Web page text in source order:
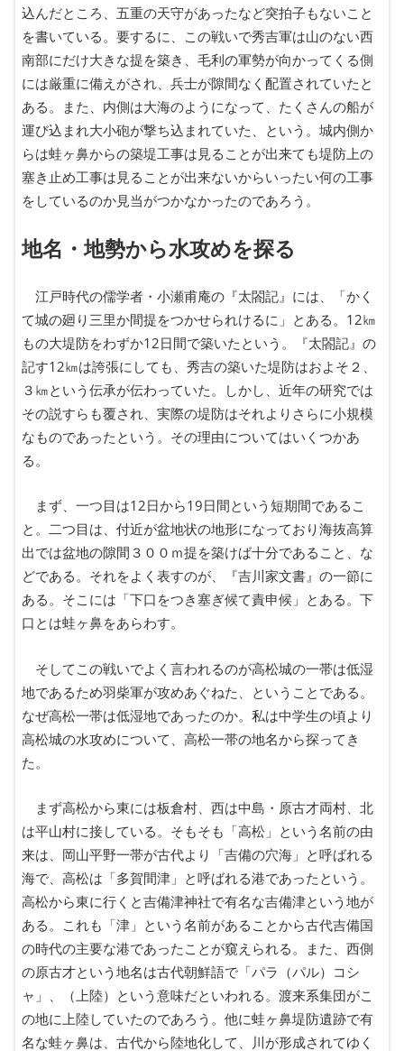
込んだところ、五重の天守があったなど突拍子もないこと
を書いている。要するに、この戦いで秀吉軍は山のない西
南部にだけ大きな提を築き、毛利の軍勢が向かってくる側
には厳重に備えがされ、兵士が隙間なく配置されていたと
ある。また、内側は大海のようになって、たくさんの船が
運び込まれ大小砲が撃ち込まれていた、という。城内側か
らは蛙ヶ鼻からの築堤工事は見ることが出来ても堤防上の
塞き止め工事は見ることが出来ないからいったい何の工事
をしているのか見当がつかなかったのであろう。
地名・地勢から水攻めを探る
江戸時代の儒学者・小瀬甫庵の『太閤記』には、「かく
て城の廻り三里か間提をつかせられけるに」とある。12㎞
もの大堤防をわずか12日間で築いたという。『太閤記』の
記す12㎞は誇張にしても、秀吉の築いた堤防はおよそ２、
３㎞という伝承が伝わっていた。しかし、近年の研究では
その説すらも覆され、実際の堤防はそれよりさらに小規模
なものであったという。その理由についてはいくつかあ
る。
まず、一つ目は12日から19日間という短期間であるこ
と。二つ目は、付近が盆地状の地形になっており海抜高算
出では盆地の隙間３００ｍ提を築けば十分であること、な
どである。それをよく表すのが、『吉川家文書』の一節に
ある。そこには「下口をつき塞ぎ候て責申候」とある。下
口とは蛙ヶ鼻をあらわす。
そしてこの戦いでよく言われるのが高松城の一帯は低湿
地であるため羽柴軍が攻めあぐねた、ということである。
なぜ高松一帯は低湿地であったのか。私は中学生の頃より
高松城の水攻めについて、高松一帯の地名から探ってき
た。
まず高松から東には板倉村、西は中島・原古才両村、北
は平山村に接している。そもそも「高松」という名前の由
来は、岡山平野一帯が古代より「吉備の穴海」と呼ばれる
海で、高松は「多賀間津」と呼ばれる港であったという。
高松から東に行くと吉備津神社で有名な吉備津という地が
ある。これも「津」という名前があることから古代吉備国
の時代の主要な港であったことが窺えられる。また、西側
の原古才という地名は古代朝鮮語で「パラ（パル）コシ
ャ」、（上陸）という意味だといわれる。渡来系集団がこ
の地に上陸していたのであろう。他に蛙ヶ鼻堤防遺跡で有
名な蛙ヶ鼻は、古代から陸地化して、川が形成されてゆく